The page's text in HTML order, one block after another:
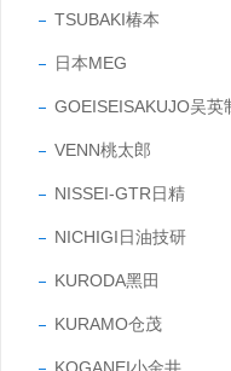
TSUBAKI椿本
日本MEG
GOEISEISAKUJO吴英
VENN桃太郎
NISSEI-GTR日精
NICHIGI日油技研
KURODA黑田
KURAMO仓茂